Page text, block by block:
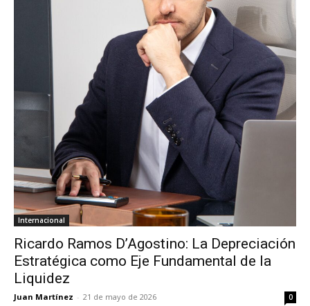
Internacional
Ricardo Ramos D’Agostino: La Depreciación
Estratégica como Eje Fundamental de la
Liquidez
Juan Martínez - 21 de mayo de 2026 0